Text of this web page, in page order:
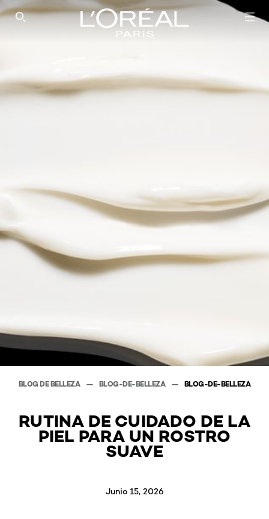
SEARCH THIS SITE
BLOG DE BELLEZA BLOG-DE-BELLEZA BLOG-DE-BELLEZA
RUTINA DE CUIDADO DE LA
PIEL PARA UN ROSTRO
SUAVE
Junio 15, 2026